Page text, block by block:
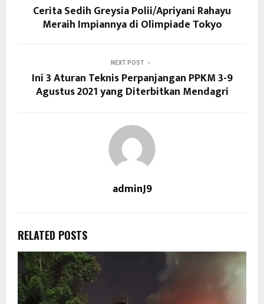
Cerita Sedih Greysia Polii/Apriyani Rahayu
Meraih Impiannya di Olimpiade Tokyo
NEXT POST
Ini 3 Aturan Teknis Perpanjangan PPKM 3-9
Agustus 2021 yang Diterbitkan Mendagri
adminJ9
RELATED POSTS